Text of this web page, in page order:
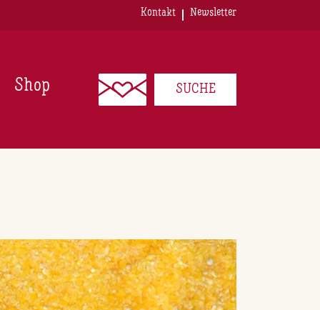
Kontakt Newsletter
Shop SUCHE